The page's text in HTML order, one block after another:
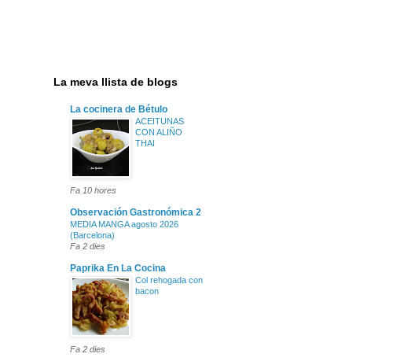
La meva llista de blogs
La cocinera de Bétulo
ACEITUNAS
CON ALIÑO
THAI
Fa 10 hores
Observación Gastronómica 2
MEDIA MANGA agosto 2026
(Barcelona)
Fa 2 dies
Paprika En La Cocina
Col rehogada con
bacon
Fa 2 dies